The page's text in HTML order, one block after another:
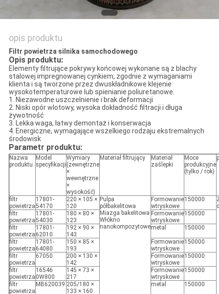
opis produktu
Filtr powietrza silnika samochodowego
Opis produktu:
Elementy filtrujące pokrywy końcowej wykonane są z blachy
stalowej impregnowanej cynkiem, zgodnie z wymaganiami
klienta i są tworzone przez dwuskładnikowe klejenie
wysokotemperaturowe lub spienianie poliuretanowe.
1. Niezawodne uszczelnienie i brak deformacji
2. Niski opór wlotowy, wysoka dokładność filtracji i długa
żywotność
3. Lekka waga, łatwy demontaż i konserwacja
4. Energiczne, wymagające wszelkiego rodzaju ekstremalnych
środowisk
Parametr produktu:
Nazwa
produktu
Model
specyfikacji
Wymiary
(zewnętrzne
×
wewnętrzne
×
wysokość)
Materiał filtrujący
Materiał
zaślepki
Moce
produkcyjne
(tylko / rok)
filtr
powietrza
17801-
54170
220 × 105 ×
120
Pulpa
półbakelitowa
Miazga bakelitowa
Włókno
nanokompozytowe
Formowanie
wtryskowe
150000
filtr
powietrza
17801-
54030
180 × 80 ×
123
Formowanie
wtryskowe
150000
filtr
powietrza
17801-
62010
192 × 90 ×
143
metal 150000
filtr
powietrza
17801-
64080
150 × 85 ×
193
Formowanie
wtryskowe
150000
filtr
powietrza
67050
200 × 130 ×
142
Formowanie
wtryskowe
150000
filtr
powietrza
16546
0W800
145 × 73 ×
217
Formowanie
wtryskowe
150000
filtr
powietrza
MB620039 205/180 ×
133 × 160
metal 150000